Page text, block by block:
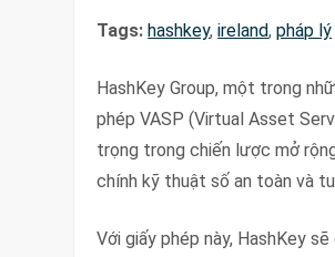
Tags:hashkey,ireland,pháp lý
HashKey Group, một trong
phép VASP (Virtual Asset
trọng trong chiến lược mở
chính kỹ thuật số an toàn và
Với giấy phép này, HashKey